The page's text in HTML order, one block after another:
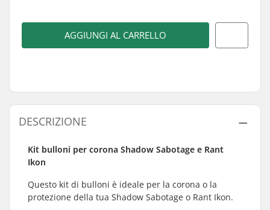
AGGIUNGI AL CARRELLO
DESCRIZIONE
Kit bulloni per corona Shadow Sabotage e Rant
Ikon
Questo kit di bulloni è ideale per la corona o la
protezione della tua Shadow Sabotage o Rant Ikon.